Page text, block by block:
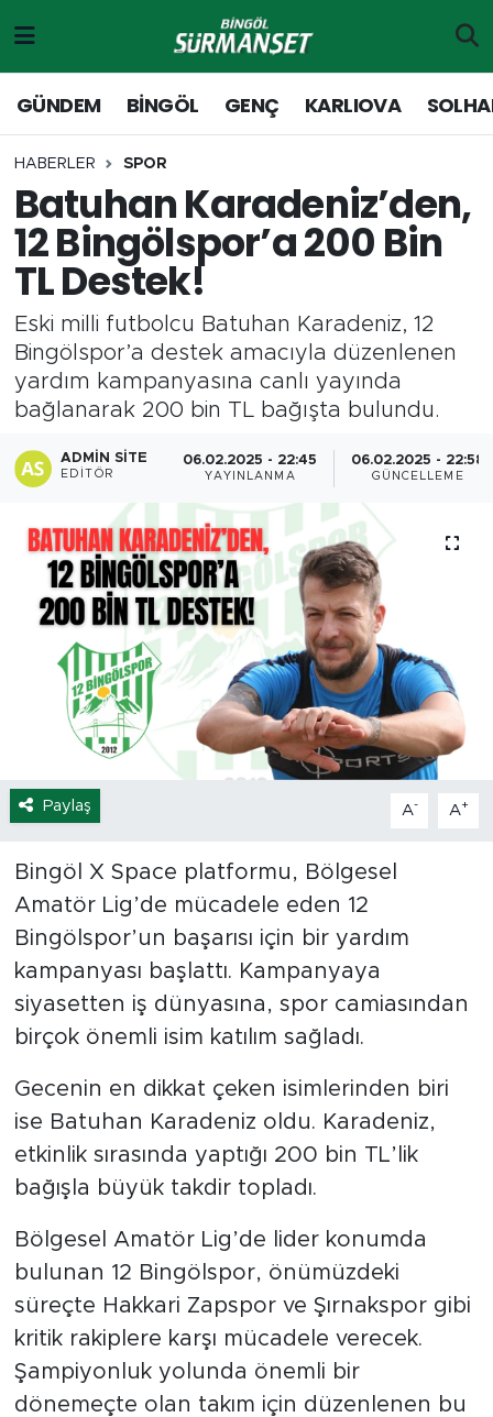
GÜNDEM BİNGÖL GENÇ KARLIOVA
HABERLER SPOR
Batuhan Karadeniz’den,
12 Bingölspor’a 200 Bin
TL Destek!
Eski milli futbolcu Batuhan Karadeniz, 12
Bingölspor’a destek amacıyla düzenlenen
yardım kampanyasına canlı yayında
bağlanarak 200 bin TL bağışta bulundu.
ADMIN SITE
EDITÖR
06.02.2025 - 22:45
YAYINLANMA
06.02.2025 - 22:58
GÜNCELLEME
Paylaş A- A+
Bingöl X Space platformu, Bölgesel
Amatör Lig’de mücadele eden 12
Bingölspor’un başarısı için bir yardım
kampanyası başlattı. Kampanyaya
siyasetten iş dünyasına, spor camiasından
birçok önemli isim katılım sağladı.
Gecenin en dikkat çeken isimlerinden biri
ise Batuhan Karadeniz oldu. Karadeniz,
etkinlik sırasında yaptığı 200 bin TL’lik
bağışla büyük takdir topladı.
Bölgesel Amatör Lig’de lider konumda
bulunan 12 Bingölspor, önümüzdeki
süreçte Hakkari Zapspor ve Şırnakspor gibi
kritik rakiplere karşı mücadele verecek.
Şampiyonluk yolunda önemli bir
dönemeçte olan takım için düzenlenen bu
Genç
Solhan
Karlıova
Yayladere-Yedisu
MD Prestij Dergisi
Siyaset
Spor
Yaşam
Sağlık
Eğitim
Ekonomi
Hava Durumu
Tavz Der
Bingöl Kaza Haberleri
Merkez Hava Durumu
Merkez Trafik Yoğunluk Haritası
Süper Lig Puan Durumu ve Fikstür
Son Dakika Haberleri
Haber Arşivi